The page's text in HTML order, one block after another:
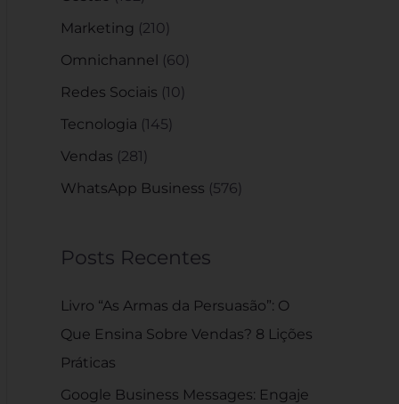
Marketing (210)
Omnichannel (60)
Redes Sociais (10)
Tecnologia (145)
Vendas (281)
WhatsApp Business (576)
Posts Recentes
Livro “As Armas da Persuasão”: O
Que Ensina Sobre Vendas? 8 Lições
Práticas
Google Business Messages: Engaje